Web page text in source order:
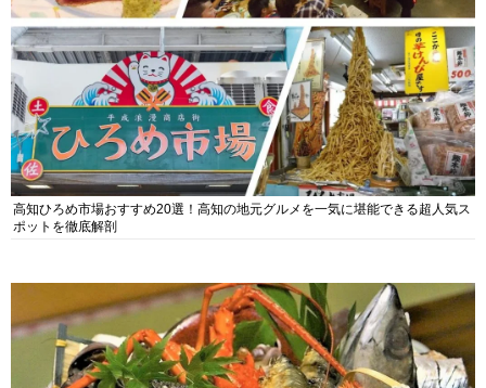
高知ひろめ市場おすすめ20選！高知の地元グルメを一気に堪能できる超人気ス
ポットを徹底解剖